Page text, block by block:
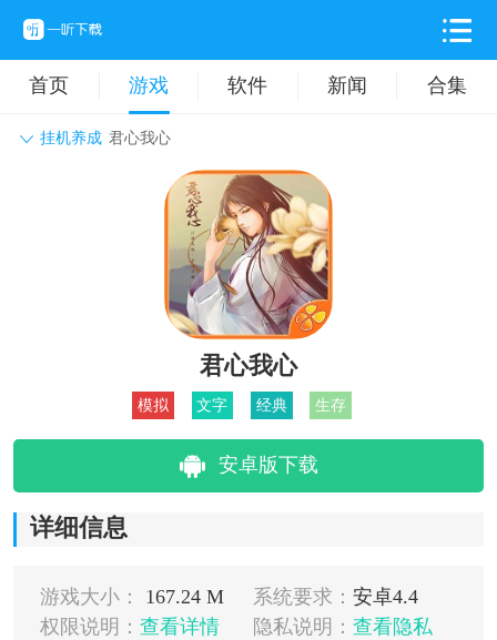
首页 游戏 软件 新闻 合集
挂机养成 君心我心
动作格斗 休闲益智
卡牌对战 音乐舞蹈
挂机养成
君心我心
模拟 文字 经典 生存
安卓版下载
详细信息
游戏大小： 167.24 M 系统要求： 安卓4.4
权限说明： 查看详情 隐私说明： 查看隐私